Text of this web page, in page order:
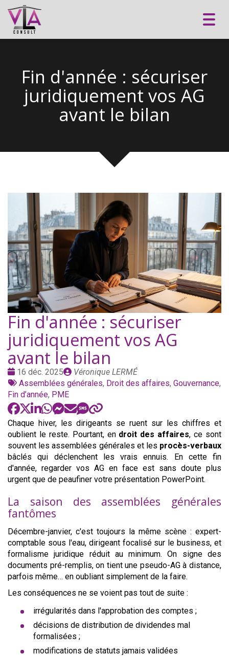
Fin d'année : sécuriser
juridiquement vos AG
avant le bilan
Fin d'année : sécuriser
juridiquement vos AG
avant le bilan
Date
:
16 déc. 2025
Publié
par
Véronique LERMÉ
Tags
Assemblées générales, Droit des affaires, Gouvernance,
Fin d’année, PME
Chaque hiver, les dirigeants se ruent sur les chiffres et
oublient le reste. Pourtant, en droit des affaires, ce sont
souvent les assemblées générales et les procès-verbaux
bâclés qui déclenchent les vrais ennuis. En cette fin
d'année, regarder vos AG en face est sans doute plus
urgent que de peaufiner votre présentation PowerPoint.
La saison des assemblées générales
fantômes
Décembre-janvier, c'est toujours la même scène : expert-
comptable sous l'eau, dirigeant focalisé sur le business, et
formalisme juridique réduit au minimum. On signe des
documents pré-remplis, on tient une pseudo-AG à distance,
parfois même… en oubliant simplement de la faire.
Les conséquences ne se voient pas tout de suite :
irrégularités dans l'approbation des comptes ;
décisions de distribution de dividendes mal
formalisées ;
modifications de statuts jamais validées